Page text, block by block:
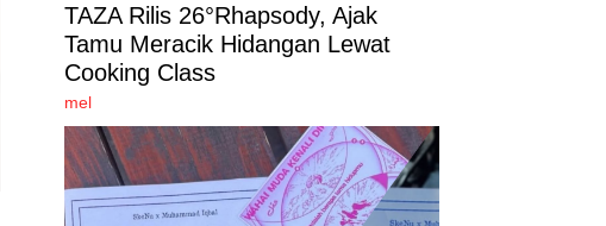
TAZA Rilis 26°Rhapsody, Ajak
Tamu Meracik Hidangan Lewat
Cooking Class
mel